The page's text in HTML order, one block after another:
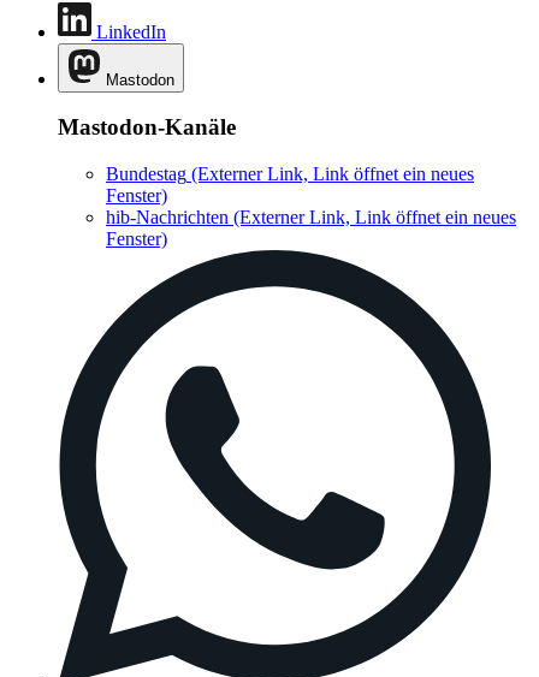
LinkedIn
Mastodon
Mastodon-Kanäle
Bundestag (Externer Link, Link öffnet ein neues
Fenster)
hib-Nachrichten (Externer Link, Link öffnet ein neues
Fenster)